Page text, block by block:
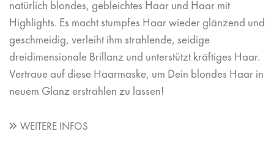
natürlich blondes, gebleichtes Haar und Haar mit
Highlights. Es macht stumpfes Haar wieder glänzend und
geschmeidig, verleiht ihm strahlende, seidige
dreidimensionale Brillanz und unterstützt kräftiges Haar.
Vertraue auf diese Haarmaske, um Dein blondes Haar in
neuem Glanz erstrahlen zu lassen!
WEITERE INFOS